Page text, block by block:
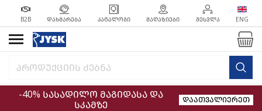
B2B ᲓᲐᲮᲛᲐᲠᲔᲑᲐ ᲙᲐᲢᲐᲚᲝᲒᲘ ᲛᲐᲦᲐᲖᲘᲔᲑᲘ ᲨᲔᲡᲕᲚᲐ ENG
-40% სასადილო მაგიდასა და
სკამზე
დაათვალიერეთ